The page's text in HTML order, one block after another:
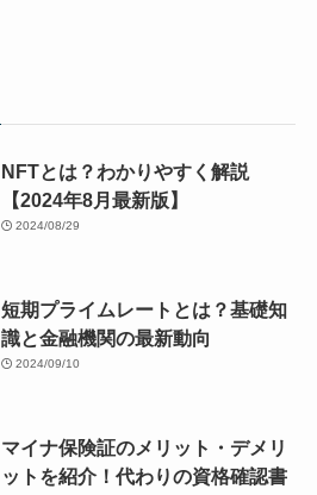
NFTとは？わかりやすく解説
【2024年8月最新版】
2024/08/29
短期プライムレートとは？基礎知
識と金融機関の最新動向
2024/09/10
マイナ保険証のメリット・デメリ
ットを紹介！代わりの資格確認書